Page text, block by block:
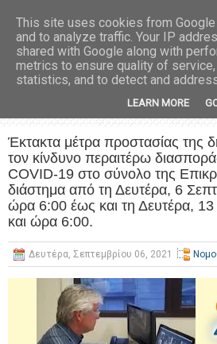
Έκτακτα μέτρα προστασίας της
τον κίνδυνο περαιτέρω
COVID-19 στο σύνολο της
διάστημα από τη Δευτέρα, 6
ώρα 6:00 έως και τη Δευτέρα,
και ώρα 6:00.
Δευτέρα, Σεπτεμβρίου 06, 2021
This site uses cookies from
and to analyze traffic. Your IP
shared with Google along with
metrics to ensure quality of
statistics, and to detect and
LEARN MORE